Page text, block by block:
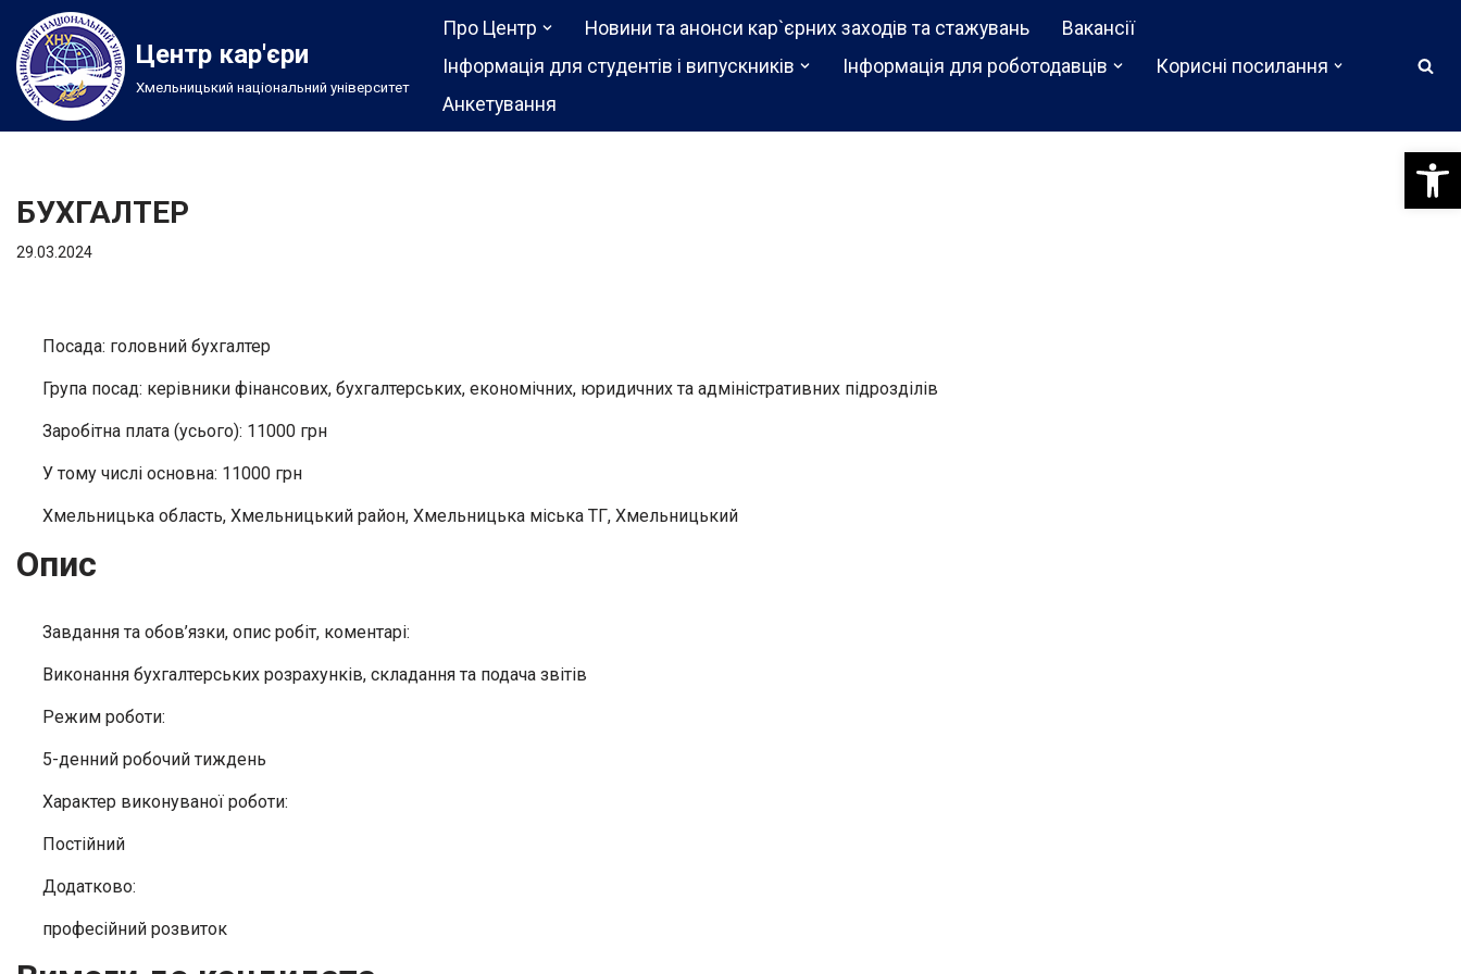
Перейти
до
вмісту
Центр кар'єри
Хмельницький національний університет
Про Центр Новини та анонси кар`єрних заходів та стажувань
Вакансії
Інформація для студентів і випускників
Інформація для роботодавців
Корисні посилання
Анкетування
БУХГАЛТЕР
29.03.2024
Посада: головний бухгалтер
Група посад: керівники фінансових, бухгалтерських, економічних, юридичних та адміністративних підрозділів
Заробітна плата (усього): 11000 грн
У тому числі основна: 11000 грн
Хмельницька область, Хмельницький район, Хмельницька міська ТГ, Хмельницький
Опис
Завдання та обов’язки, опис робіт, коментарі:
Виконання бухгалтерських розрахунків, складання та подача звітів
Режим роботи:
5-денний робочий тиждень
Характер виконуваної роботи:
Постійний
Додатково:
професійний розвиток